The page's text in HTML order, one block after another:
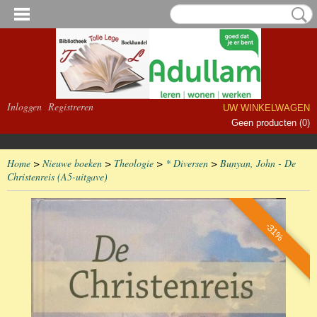
Inloggen Registreren
UW WINKELWAGEN
Geen producten (0)
Home > Nieuwe boeken > Theologie > * Diversen > Bunyan, John - De
Christenreis (A5-uitgave)
-31%